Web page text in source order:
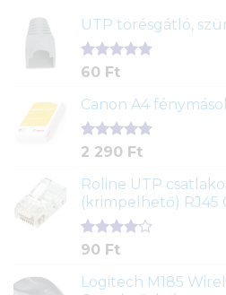
UTP törésgátló,
Értékelés
ből,
1
értékelés
alapján
60 Ft
Canon A4
Értékelés
ből,
2
értékelés
alapján
2 290 Ft
Roline UTP
(krimpelhető) RJ45
Értékelés
5-ből,
2
értékelés
90 Ft
Logitech M185